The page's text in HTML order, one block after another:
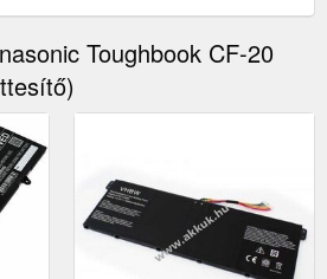
Toughbook CF-20